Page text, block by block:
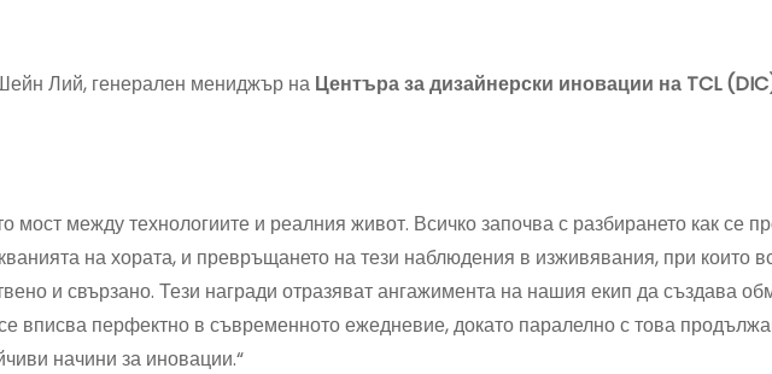
Лий, генерален мениджър на Центъра за дизайнерски иновации на TCL
мост между технологиите и реалния живот. Всичко започва с разбирането как се
на хората, и превръщането на тези наблюдения в изживявания, при които
и свързано. Тези награди отразяват ангажимента на нашия екип да създава
вписва перфектно в съвременното ежедневие, докато паралелно с това
начини за иновации.“